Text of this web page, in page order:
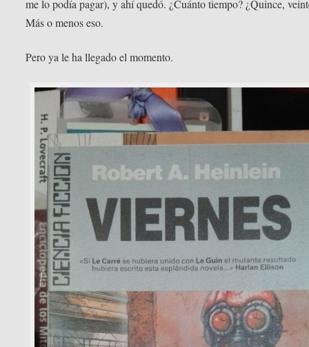
me lo podía pagar), y ahí quedó. ¿Cuánto tiempo? ¿Quince,
Más o menos eso.
Pero ya le ha llegado el momento.